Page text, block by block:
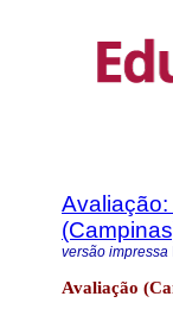
versão impressa
Avaliação